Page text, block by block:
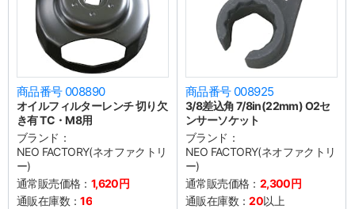
商品番号 008890
オイルフィルターレンチ 切り欠
き有 TC・M8用
ブランド：
NEO FACTORY(ネオファクトリ
ー)
通常販売価格： 1,620円
通販在庫数：16
商品番号 008925
3/8差込角 7/8in(22mm) O2セ
ンサーソケット
ブランド：
NEO FACTORY(ネオファクトリ
ー)
通常販売価格： 2,300円
通販在庫数：20以上